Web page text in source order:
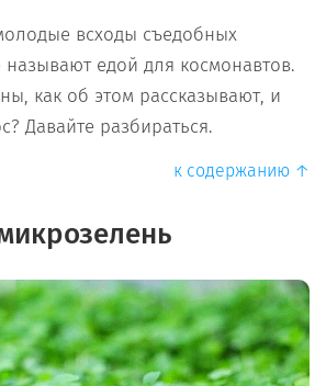
всходы съедобных
едой для космонавтов.
как об этом рассказывают, и
Давайте разбираться.
к содержанию ↑